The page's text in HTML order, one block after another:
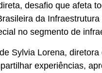
desafio que afeta
da
no segmento de
Sylvia Lorena,
experiências,